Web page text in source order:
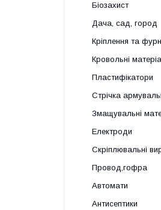
Біозахист
Дача, сад, город
Кріплення та
Кровольні
Пластифікатори
Стрічка
Змащувальні
Електроди
Скріплювальні
Провод,гофра
Автомати
Антисептики